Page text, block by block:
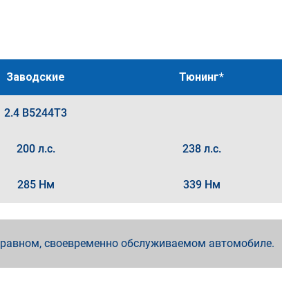
Заводские Тюнинг*
2.4 B5244T3
200 л.с. 238 л.с.
285 Нм 339 Нм
своевременно обслуживаемом автомобиле.